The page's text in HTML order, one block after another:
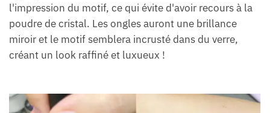
l'impression du motif, ce qui évite d'avoir recours à la
poudre de cristal. Les ongles auront une brillance
miroir et le motif semblera incrusté dans du verre,
créant un look raffiné et luxueux !